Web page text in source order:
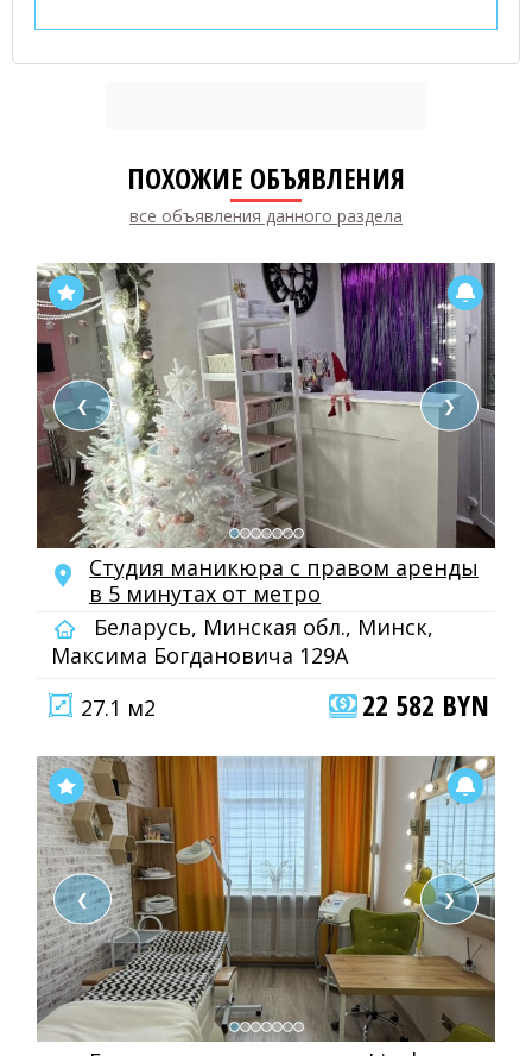
ПОХОЖИЕ ОБЪЯВЛЕНИЯ
все объявления данного раздела
❮ ❯
Студия маникюра с правом аренды
в 5 минутах от метро
Беларусь, Минская обл., Минск,
Максима Богдановича 129А
27.1 м2
22 582 BYN
❮ ❯